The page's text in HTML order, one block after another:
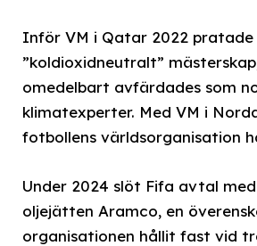
Inför VM i Qatar 2022
”koldioxidneutralt”
omedelbart avfärdades som
klimatexperter. Med VM i
fotbollens världsorganisation
Under 2024 slöt Fifa avtal
oljejätten Aramco, en
organisationen hållit fast vid